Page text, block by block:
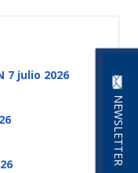
NEWSLETTER
7 julio 2026